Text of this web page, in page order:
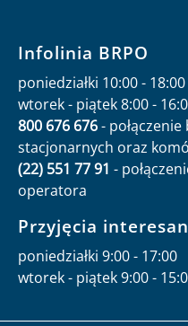
Infolinia BRPO
poniedziałki 10:00 - 18:00
wtorek - piątek 8:00 -
800 676 676-
stacjonarnych oraz
(22) 551 77 91 -
operatora
Przyjęcia
poniedziałki 9:00 - 17:00
wtorek - piątek 9:00 -